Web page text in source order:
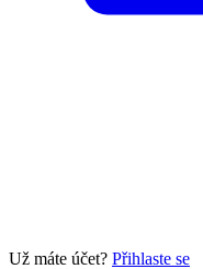
Už máte účet? Přihlaste se